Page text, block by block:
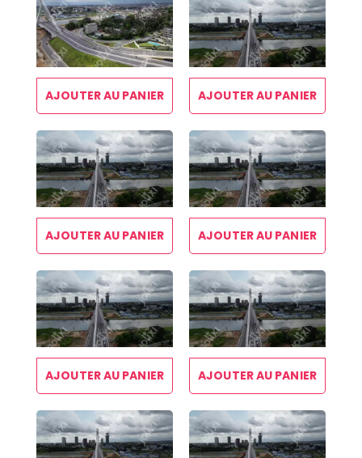
AJOUTER AU PANIER AJOUTER AU PANIER
AJOUTER AU PANIER AJOUTER AU PANIER
AJOUTER AU PANIER AJOUTER AU PANIER